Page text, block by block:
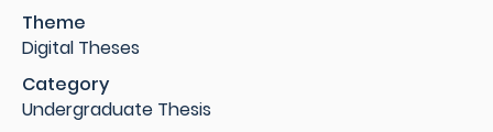
Theme
Digital Theses
Category
Undergraduate Thesis